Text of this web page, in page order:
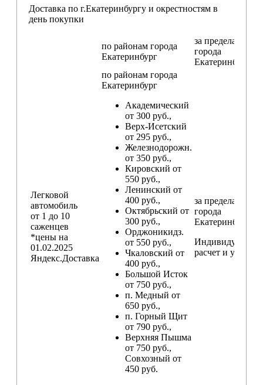
Доставка по г.Екатеринбургу и окрестностям в
день покупки
по районам города
Екатеринбург
за пределами
города
Екатеринбург
Легковой
автомобиль
от 1 до 10
саженцев
*цены на
01.02.2025
Яндекс.Доставка
по районам города
Екатеринбург
Академический
от 300 руб.,
Верх-Исетский
от 295 руб.,
Железнодорожн.
от 350 руб.,
Кировский от
550 руб.,
Ленинский от
400 руб.,
Октябрьский от
300 руб.,
Орджоникидз.
от 550 руб.,
Чкаловский от
400 руб.,
Большой Исток
от 750 руб.,
п. Медный от
650 руб.,
п. Горный Щит
от 790 руб.,
Верхняя Пышма
от 750 руб.,
Совхозный от
450 руб.
за пределами
города
Екатеринбург
расчет и условия